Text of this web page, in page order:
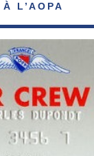
L’AOPA